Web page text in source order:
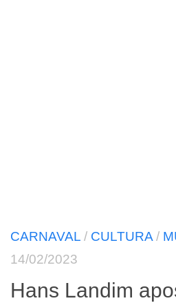
CARNAVAL / CULTURA/
14/02/2023
Hans Landim